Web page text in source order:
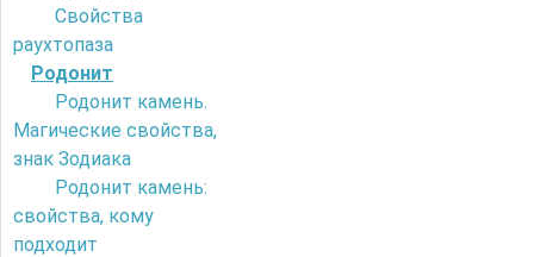
Свойства
раухтопаза
Родонит
Родонит камень.
Магические свойства,
знак Зодиака
Родонит камень:
свойства, кому
подходит